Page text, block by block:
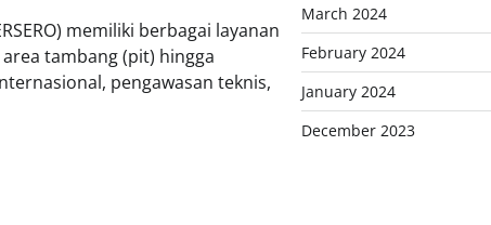
memiliki berbagai layanan
tambang (pit) hingga
pengawasan teknis,
March 2024
February 2024
January 2024
December 2023